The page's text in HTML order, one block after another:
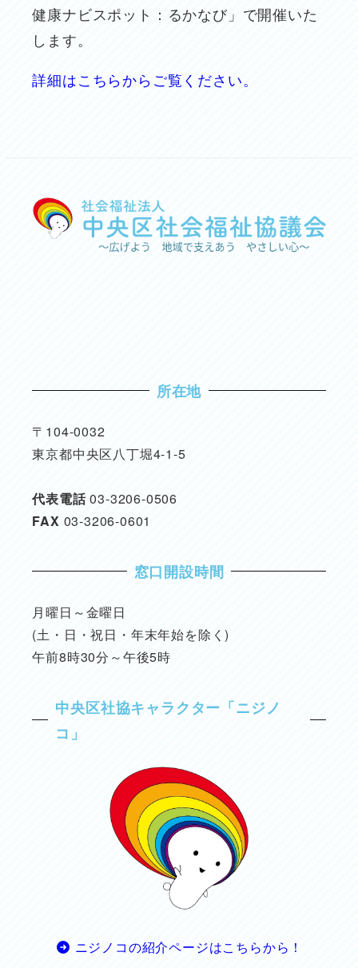
健康ナビスポット：るかなび」で開催いた
します。
詳細はこちらからご覧ください。
所在地
〒104-0032
東京都中央区八丁堀4-1-5
代表電話03-3206-0506
FAX 03-3206-0601
窓口開設時間
月曜日～金曜日
(土・日・祝日・年末年始を除く)
午前8時30分～午後5時
中央区社協キャラクター「ニジノ
コ」
ニジノコの紹介ページはこちらから！